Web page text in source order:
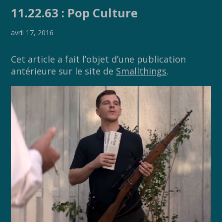
b
o
o
k
er y
n
k
g
11.22.63 : Pop Culture
avril 17, 2016
Cet article a fait l’objet d’une publication
antérieure sur le site de Smallthings.